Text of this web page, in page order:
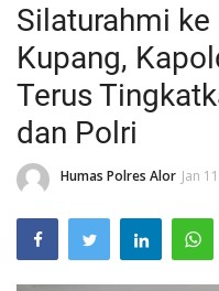
Beranda
Terms & Conditions
Reskrim
Binkam
Lantas
Giat Ops
Mitra Polisi
Silaturahmi
Kupang,
Terus
dan Polri
Humas Polres Alor Jan